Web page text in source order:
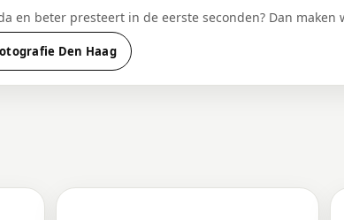
en beter presteert in de eerste seconden? Dan
Den Haag